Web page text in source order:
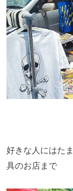
好きな人にはた
具のお店まで